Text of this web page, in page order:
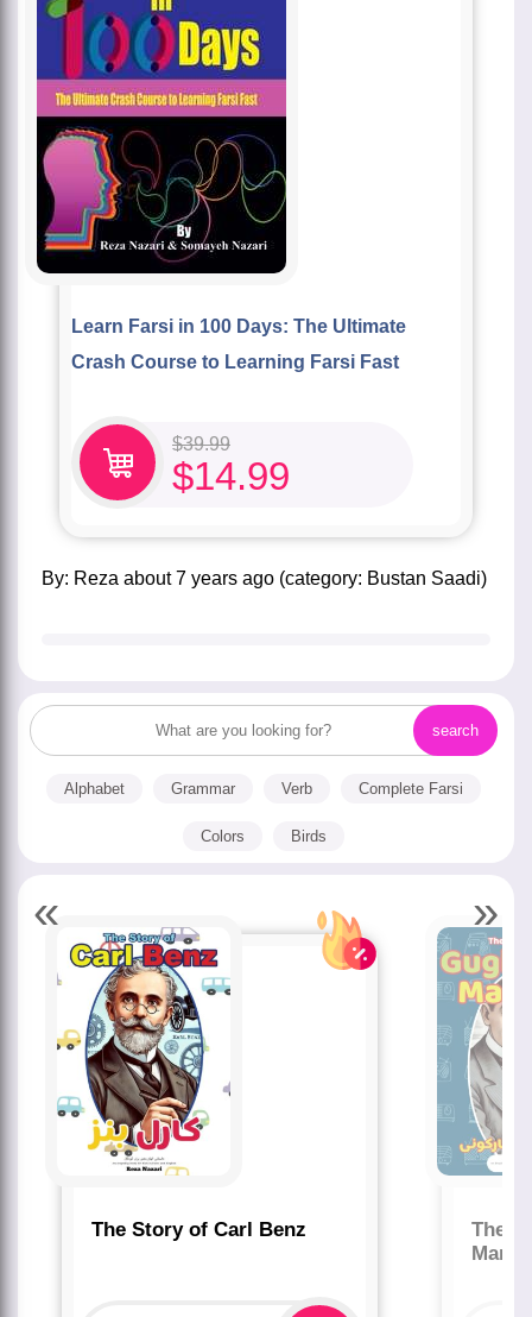
Learn Farsi in 100 Days: The Ultimate
Crash Course to Learning Farsi Fast
$39.99
$14.99
by: Reza about7 years ago (category: Bustan Saadi)
Alphabet Grammar Verb Complete Farsi
Colors Birds
The Story of Carl Benz
The
« »